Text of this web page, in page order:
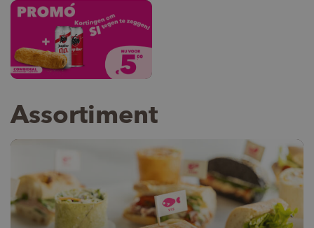
Combi Jupiler/Worstenbroodje voor €5
Assortiment